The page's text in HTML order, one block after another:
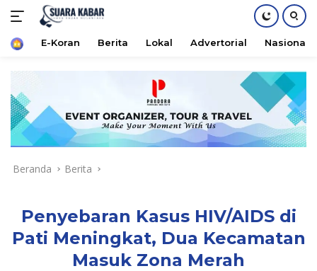
konten
HomeE-Koran Berita Lokal Advertorial Nasional
Beranda Berita
Penyebaran Kasus HIV/AIDS di
Pati Meningkat, Dua Kecamatan
Masuk Zona Merah